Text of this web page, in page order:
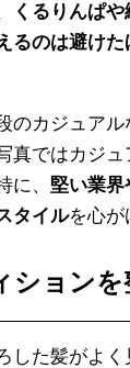
くるりんぱ
るのは避け
のカジュア
真ではカジ
に、 堅い業界
タイルを心が
ションを
した髪がよ